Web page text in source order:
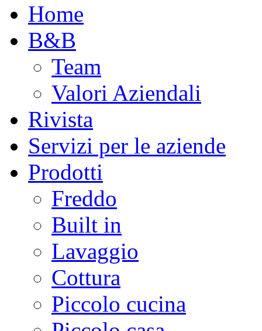
Home
B&B
Team
Valori Aziendali
Rivista
Servizi per le aziende
Prodotti
Freddo
Built in
Lavaggio
Cottura
Piccolo cucina